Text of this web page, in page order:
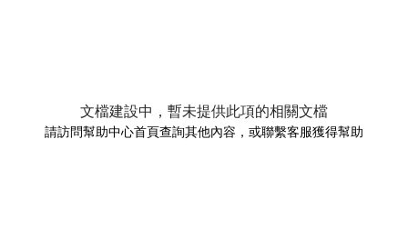
文檔建設中，暫未提供此項的相關文檔
請訪問幫助中心首頁查詢其他內容，或聯繫客服獲得幫助